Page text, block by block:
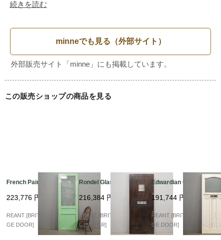
--------------------
【現状】
戸当り　：無
取手（ドアノブ・レバーハンドル）などの取付やドアの吊り
加工につきまして、お気軽にご相談ください。
※アンティークドアの為、表面に傷など年月の経過した歴史
続きを読む
この販売ショップの商品を見る
French Painting Glass
223,776 円
REANT [BRITISH VINTA
GE DOOR]
Rondel Glass Flont?U
216,384 円
REANT [BRITISH VINTA
GE DOOR]
Edwardian Glass?U
191,744 円
REANT [BRITISH VINTA
GE DOOR]